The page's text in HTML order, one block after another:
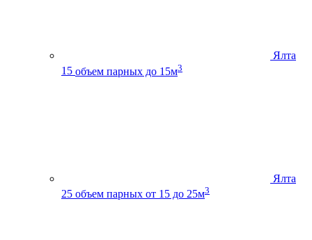
Ялта
15 объем парных до 15м3
Ялта
25 объем парных от 15 до 25м3